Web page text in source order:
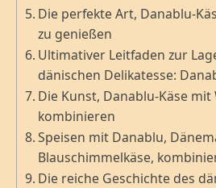
Die perfekte Art, Danablu-
zu genießen
Ultimativer Leitfaden zur
dänischen Delikatesse:
Die Kunst, Danablu-Käse mit
kombinieren
Speisen mit Danablu,
Blauschimmelkäse,
Die reiche Geschichte des